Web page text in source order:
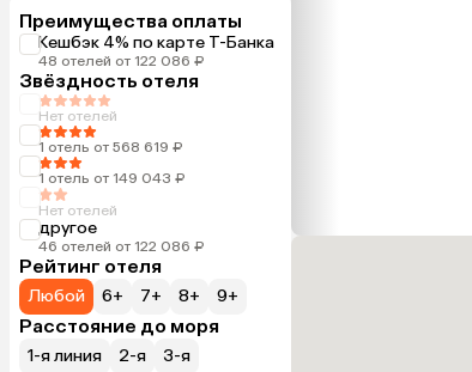
Преимущества оплаты
Кешбэк 4% по карте Т-Банка
48 отелей от 122 086 ₽
Звёздность отеля
Нет отелей
1 отель от 568 619 ₽
1 отель от 149 043 ₽
Нет отелей
другое
46 отелей от 122 086 ₽
Рейтинг отеля
Любой 6+ 7+ 8+ 9+
Расстояние до моря
1-я линия 2-я 3-я